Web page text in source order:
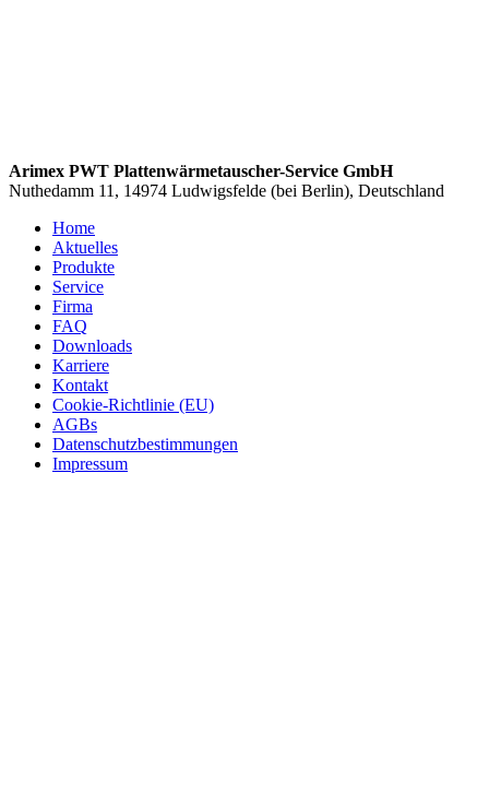
Arimex PWT Plattenwärmetauscher-Service GmbH
Nuthedamm 11, 14974 Ludwigsfelde (bei Berlin), Deutschland
Home
Aktuelles
Produkte
Service
Firma
FAQ
Downloads
Karriere
Kontakt
Cookie-Richtlinie (EU)
AGBs
Datenschutzbestimmungen
Impressum